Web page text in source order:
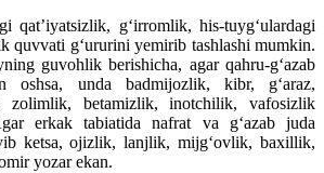
qatʼiyatsizlik, gʻirromlik, his-tuygʻulardagi
quvvati gʻururini yemirib tashlashi mumkin.
guvohlik berishicha, agar qahru-gʻazab
oshsa, unda badmijozlik, kibr, gʻaraz,
zolimlik, betamizlik, inotchilik, vafosizlik
erkak tabiatida nafrat va gʻazab juda
ketsa, ojizlik, lanjlik, mijgʻovlik, baxillik,
yozar ekan.